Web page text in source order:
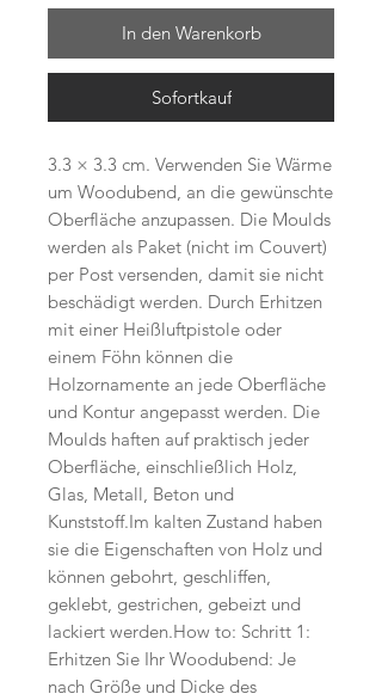
In den Warenkorb
Sofortkauf
3.3 × 3.3 cm. Verwenden Sie Wärme
um Woodubend, an die gewünschte
Oberfläche anzupassen. Die Moulds
werden als Paket (nicht im Couvert)
per Post versenden, damit sie nicht
beschädigt werden. Durch Erhitzen
mit einer Heißluftpistole oder
einem Föhn können die
Holzornamente an jede Oberfläche
und Kontur angepasst werden. Die
Moulds haften auf praktisch jeder
Oberfläche, einschließlich Holz,
Glas, Metall, Beton und
Kunststoff.Im kalten Zustand haben
sie die Eigenschaften von Holz und
können gebohrt, geschliffen,
geklebt, gestrichen, gebeizt und
lackiert werden.How to: Schritt 1:
Erhitzen Sie Ihr Woodubend: Je
nach Größe und Dicke des